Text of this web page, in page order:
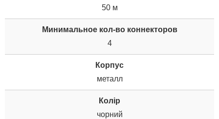
50 м
Минимальное кол-во коннекторов
4
Корпус
металл
Колір
чорний